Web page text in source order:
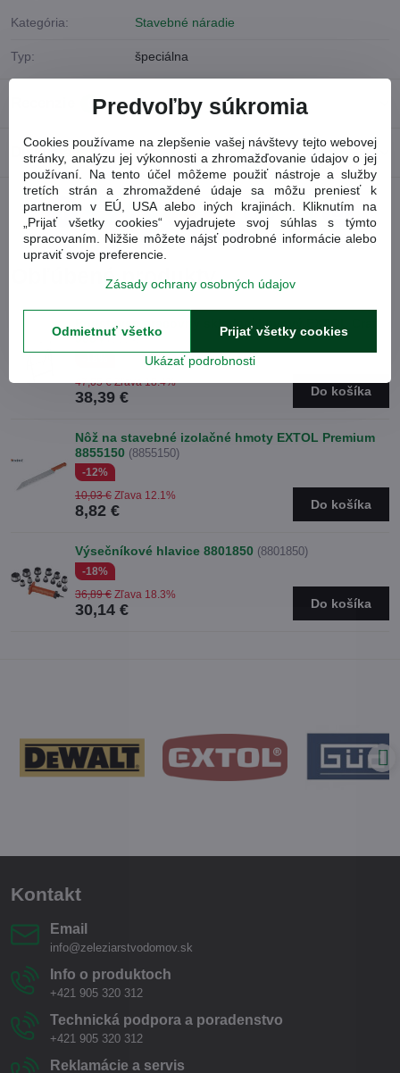
Kategória: Stavebné náradie
Typ: špeciálna
0
Diskusia
FacebookTwitter Bluesky PinterestReddit LinkedInWhatsApp
E-
mail
Obľúbené produkty
Podstavec pracovný skladací kovový EXTOL Craft
9994 (9994)
38,39 €
47,05 € Zľava 18.4%
Do košíka
Nôž na stavebné izolačné hmoty EXTOL Premium
8855150 (8855150)
-12%
8,82 €
10,03 € Zľava 12.1%
Do košíka
Výsečníkové hlavice 8801850 (8801850)
-18%
30,14 €
36,89 € Zľava 18.3%
Do košíka
Kontakt
Email
info@zeleziarstvodomov.sk
Info o produktoch
+421 905 320 312
Technická podpora a poradenstvo
+421 905 320 312
Reklamácie a servis
Predvoľby súkromia
Cookies používame na zlepšenie vašej návštevy tejto webovej
stránky, analýzu jej výkonnosti a zhromažďovanie údajov o jej
používaní. Na tento účel môžeme použiť nástroje a služby
tretích strán a zhromaždené údaje sa môžu preniesť k
partnerom v EÚ, USA alebo iných krajinách. Kliknutím na
„Prijať všetky cookies“ vyjadrujete svoj súhlas s týmto
spracovaním. Nižšie môžete nájsť podrobné informácie alebo
upraviť svoje preferencie.
Zásady ochrany osobných údajov
Ukázať podrobnosti
Prijať všetky cookies
Odmietnuť všetko